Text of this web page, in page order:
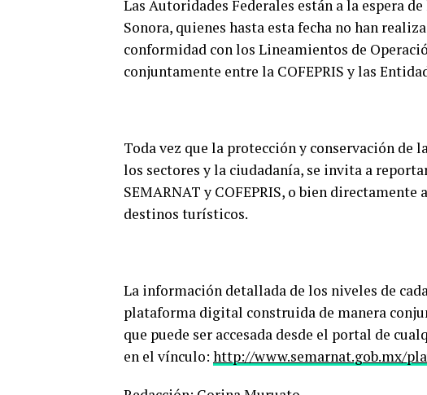
Las Autoridades Federales están a la espera
Sonora, quienes hasta esta fecha no han
conformidad con los Lineamientos de
conjuntamente entre la COFEPRIS y las
Toda vez que la protección y conservación de
los sectores y la ciudadanía, se invita a
SEMARNAT y COFEPRIS, o bien
destinos turísticos.
La información detallada de los niveles de
plataforma digital construida de manera
que puede ser accesada desde el portal de
en el vínculo: http://www.semarnat.gob.mx/